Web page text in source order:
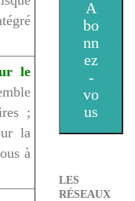
le
;
la
à
A
bo
nn
ez
-
vo
us
LES
RÉSEAUX